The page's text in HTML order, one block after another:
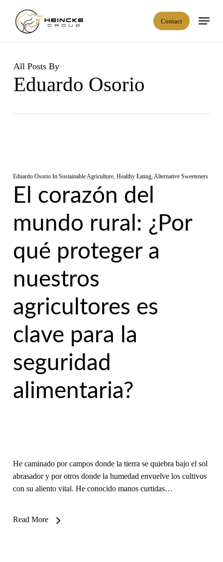
Contact
Menu
All Posts By
Eduardo Osorio
Eduardo Osorio In Sustainable Agriculture, Healthy Eating,Alternative Sweeteners
El corazón del
mundo rural: ¿Por
qué proteger a
nuestros
agricultores es
clave para la
seguridad
alimentaria?
He caminado por campos donde la tierra se quiebra bajo el sol
abrasador y por otros donde la humedad envuelve los cultivos
con su aliento vital. He conocido manos curtidas…
Read More